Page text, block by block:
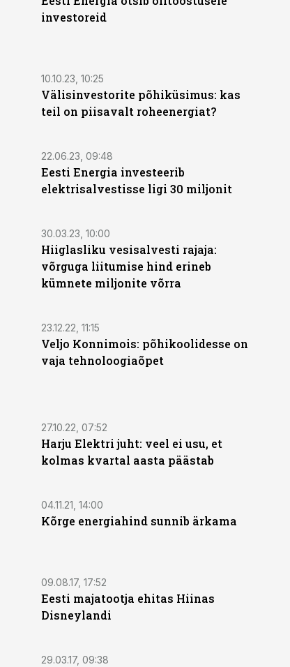
investoreid
10.10.23, 10:25
Välisinvestorite põhiküsimus: kas
teil on piisavalt roheenergiat?
22.06.23, 09:48
Eesti Energia investeerib
elektrisalvestisse ligi 30 miljonit
30.03.23, 10:00
Hiiglasliku vesisalvesti rajaja:
võrguga liitumise hind erineb
kümnete miljonite võrra
23.12.22, 11:15
Veljo Konnimois: põhikoolidesse on
vaja tehnoloogiaõpet
27.10.22, 07:52
Harju Elektri juht: veel ei usu, et
kolmas kvartal aasta päästab
04.11.21, 14:00
Kõrge energiahind sunnib ärkama
09.08.17, 17:52
Eesti majatootja ehitas Hiinas
Disneylandi
29.03.17, 09:38